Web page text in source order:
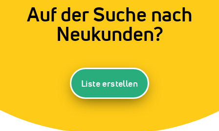
Auf der Suche nach
Neukunden?
Liste erstellen